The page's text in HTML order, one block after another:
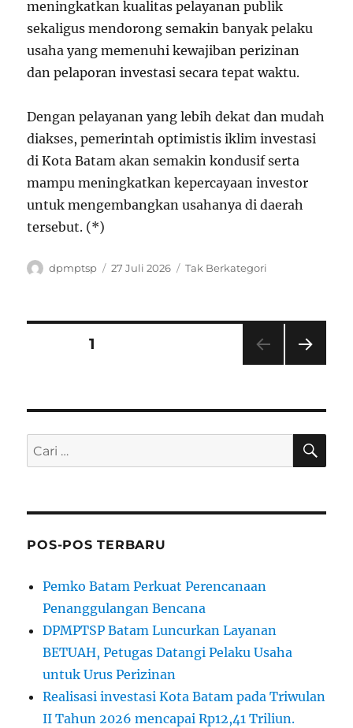
meningkatkan kualitas pelayanan publik
sekaligus mendorong semakin banyak pelaku
usaha yang memenuhi kewajiban perizinan
dan pelaporan investasi secara tepat waktu.
Dengan pelayanan yang lebih dekat dan mudah
diakses, pemerintah optimistis iklim investasi
di Kota Batam akan semakin kondusif serta
mampu meningkatkan kepercayaan investor
untuk mengembangkan usahanya di daerah
tersebut. (*)
Penulis
dpmptsp
Diposkan
27 Juli 2026 Kategori
Tak Berkategori
Paginasi
LAMAN1
KUT
NYA
Pencarian
untuk:
POS-POS TERBARU
Pemko Batam Perkuat Perencanaan
Penanggulangan Bencana
DPMPTSP Batam Luncurkan Layanan
BETUAH, Petugas Datangi Pelaku Usaha
untuk Urus Perizinan
Realisasi investasi Kota Batam pada Triwulan
II Tahun 2026 mencapai Rp12,41 Triliun.